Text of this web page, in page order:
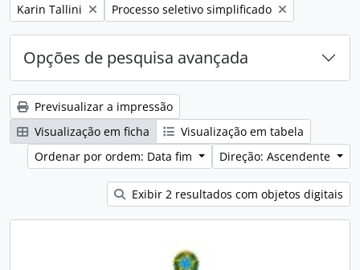
Remover filtro:
Karin Tallini Remover filtro:
Processo seletivo simplificado
Opções de pesquisa avançada
Previsualizar a impressão
Visualização em ficha
Visualização em tabela
Ordenar por ordem: Data fim
Direção: Ascendente
Exibir 2 resultados com objetos digitais